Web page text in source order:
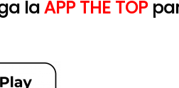
laAPP THE TOP